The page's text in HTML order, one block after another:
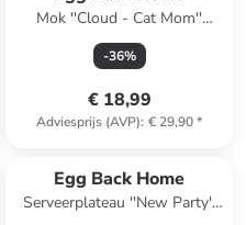
Mok ''Cloud - Cat Mom''
lichtblauw - 500 ml
-36%
€ 18,99
Adviesprijs (AVP): € 29,90*
Egg Back Home
Serveerplateau ''New Party''